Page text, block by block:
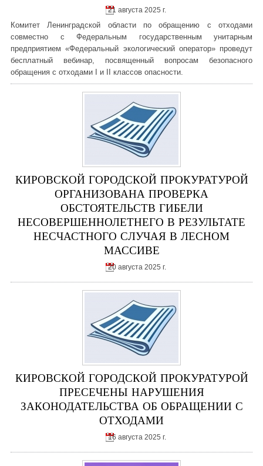
21 августа 2025 г.
Комитет Ленинградской области по обращению с отходами
совместно с Федеральным государственным унитарным
предприятием «Федеральный экологический оператор» проведут
бесплатный вебинар, посвященный вопросам безопасного
обращения с отходами I и II классов опасности.
КИРОВСКОЙ ГОРОДСКОЙ ПРОКУРАТУРОЙ
ОРГАНИЗОВАНА ПРОВЕРКА
ОБСТОЯТЕЛЬСТВ ГИБЕЛИ
НЕСОВЕРШЕННОЛЕТНЕГО В РЕЗУЛЬТАТЕ
НЕСЧАСТНОГО СЛУЧАЯ В ЛЕСНОМ
МАССИВЕ
20 августа 2025 г.
КИРОВСКОЙ ГОРОДСКОЙ ПРОКУРАТУРОЙ
ПРЕСЕЧЕНЫ НАРУШЕНИЯ
ЗАКОНОДАТЕЛЬСТВА ОБ ОБРАЩЕНИИ С
ОТХОДАМИ
16 августа 2025 г.